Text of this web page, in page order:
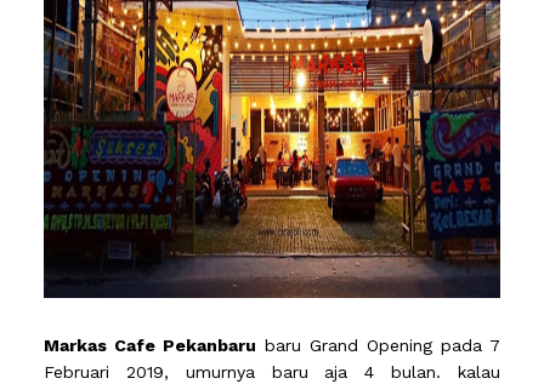
Markas Cafe Pekanbaru baru Grand Opening pada 7
Februari 2019, umurnya baru aja 4 bulan. kalau